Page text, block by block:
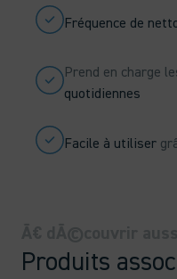
Fréquence de
Prend en charge
quotidiennes
Facile à utiliser
Produits